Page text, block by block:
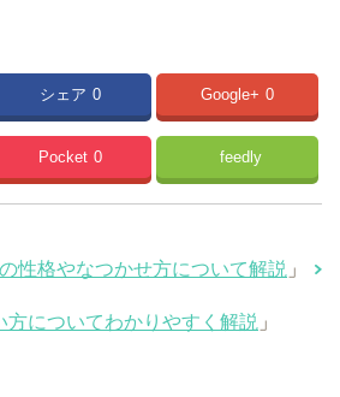
シェア 0 Google+ 0
Pocket 0 feedly
性格やなつかせ方について解説 」
方についてわかりやすく解説 」